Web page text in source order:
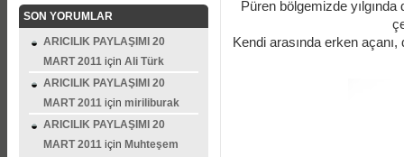
SON YORUMLAR
ARICILIK PAYLAŞIMI 20
MART 2011 için Ali Türk
ARICILIK PAYLAŞIMI 20
MART 2011 için miriliburak
ARICILIK PAYLAŞIMI 20
MART 2011 için Muhteşem
Püren bölgemizde
Kendi arasında erken